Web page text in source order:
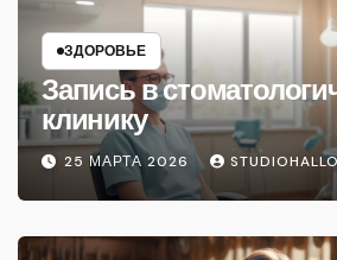
ЗДОРОВЬЕ
Запись в
клинику
25 МАРТА 2026